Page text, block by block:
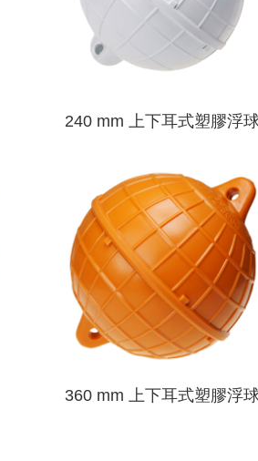
240 mm 上下耳式塑膠浮球
360 mm 上下耳式塑膠浮球